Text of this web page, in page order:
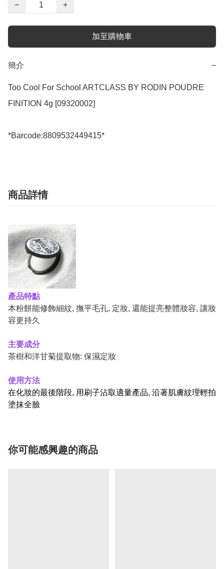
−
+
加至購物車
簡介 −
Too Cool For School ARTCLASS BY RODIN POUDRE
FINITION 4g [09320002]
商品詳情
產品特點
本粉餅能修飾細紋, 撫平毛孔, 定妝, 還能提亮整體妝容, 讓妝
容更持久
主要成分
茶樹和洋甘菊提取物: 保濕定妝
使用方法
在化妝的最後階段, 用刷子沾取適量產品, 沿著肌膚紋理輕拍
塗抹全臉
你可能感興趣的商品